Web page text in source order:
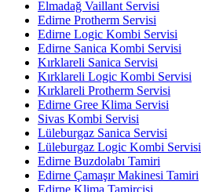
Elmadağ Vaillant Servisi
Edirne Protherm Servisi
Edirne Logic Kombi Servisi
Edirne Sanica Kombi Servisi
Kırklareli Sanica Servisi
Kırklareli Logic Kombi Servisi
Kırklareli Protherm Servisi
Edirne Gree Klima Servisi
Sivas Kombi Servisi
Lüleburgaz Sanica Servisi
Lüleburgaz Logic Kombi Servisi
Edirne Buzdolabı Tamiri
Edirne Çamaşır Makinesi Tamiri